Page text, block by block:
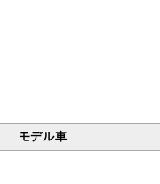
モデル車